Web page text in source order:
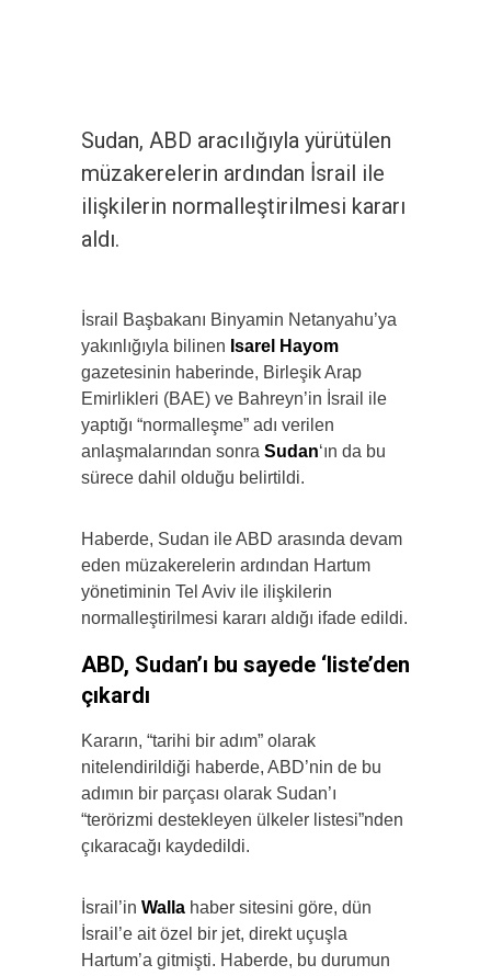
Sudan, ABD aracılığıyla yürütülen
müzakerelerin ardından İsrail ile
ilişkilerin normalleştirilmesi kararı
aldı.
İsrail Başbakanı Binyamin Netanyahu’ya
yakınlığıyla bilinen Isarel Hayom
gazetesinin haberinde, Birleşik Arap
Emirlikleri (BAE) ve Bahreyn’in İsrail ile
yaptığı “normalleşme” adı verilen
anlaşmalarından sonra Sudan‘ın da bu
sürece dahil olduğu belirtildi.
Haberde, Sudan ile ABD arasında devam
eden müzakerelerin ardından Hartum
yönetiminin Tel Aviv ile ilişkilerin
normalleştirilmesi kararı aldığı ifade edildi.
ABD, Sudan’ı bu sayede ‘liste’den
çıkardı
Kararın, “tarihi bir adım” olarak
nitelendirildiği haberde, ABD’nin de bu
adımın bir parçası olarak Sudan’ı
“terörizmi destekleyen ülkeler listesi”nden
çıkaracağı kaydedildi.
İsrail’in Walla haber sitesini göre, dün
İsrail’e ait özel bir jet, direkt uçuşla
Hartum’a gitmişti. Haberde, bu durumun